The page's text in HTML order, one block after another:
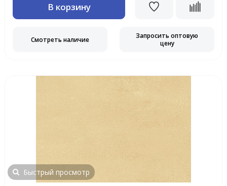
В корзину
Смотреть наличие
Запросить оптовую
цену
Быстрый просмотр